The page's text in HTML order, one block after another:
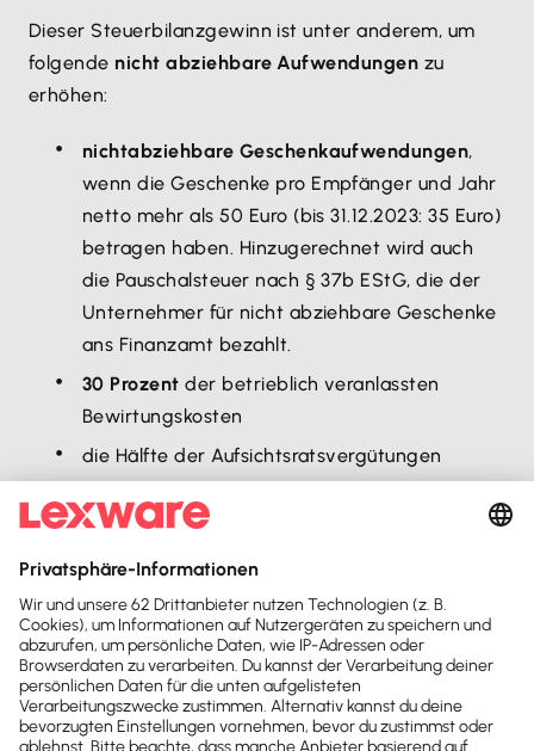
Dieser Steuerbilanzgewinn ist unter anderem, um
folgende nicht abziehbare Aufwendungen zu
erhöhen:
nichtabziehbare Geschenkaufwendungen,
wenn die Geschenke pro Empfänger und Jahr
netto mehr als 50 Euro (bis 31.12.2023: 35 Euro)
betragen haben. Hinzugerechnet wird auch
die Pauschalsteuer nach § 37b EStG, die der
Unternehmer für nicht abziehbare Geschenke
ans Finanzamt bezahlt.
30 Prozent der betrieblich veranlassten
Bewirtungskosten
die Hälfte der Aufsichtsratsvergütungen
Körperschaftsteuer
Gewerbesteuer
ausländische Personensteuern
Nachzahlungszinsen auf nicht abziehbare
Steuern